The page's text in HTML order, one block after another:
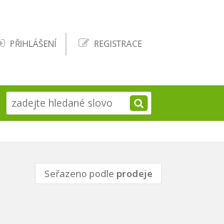
PŘIHLÁŠENÍ REGISTRACE
Seřazeno podle prodeje